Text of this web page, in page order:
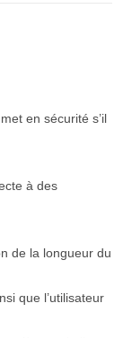
en sécurité s’il
à des
de la longueur du
que l’utilisateur